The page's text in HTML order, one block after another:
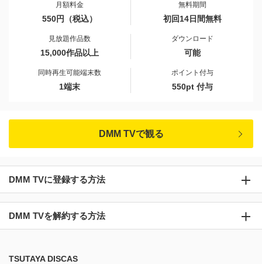
月額料金
550円（税込）
無料期間
初回14日間無料
見放題作品数
15,000作品以上
ダウンロード
可能
同時再生可能端末数
1端末
ポイント付与
550pt 付与
DMM TVで観る
DMM TVに登録する方法
DMM TVを解約する方法
TSUTAYA DISCAS